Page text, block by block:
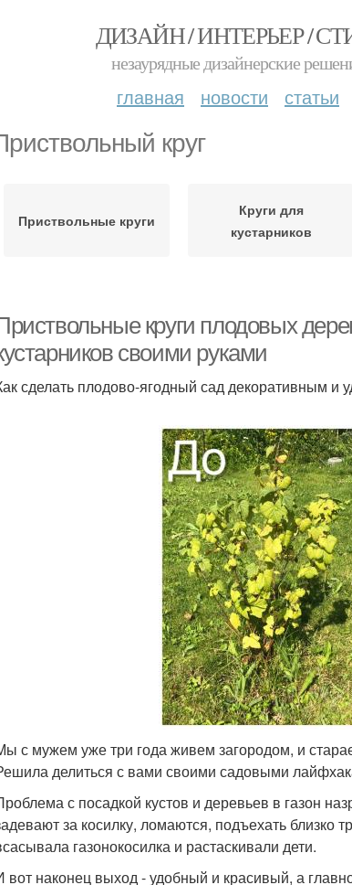
ДИЗАЙН / ИНТЕРЬЕР /
незаурядные дизайнерские
главная новости статьи
круг
Приствольные круги
Круги для
кустарников
круги плодовых
своими руками
сделать плодово-ягодный сад декоративным и
с мужем уже три года живем загородом, и
делиться с вами своими садовыми
с посадкой кустов и деревьев в газон
за косилку, ломаются, подъехать близко
газонокосилка и растаскивали дети.
вот наконец выход - удобный и красивый, а